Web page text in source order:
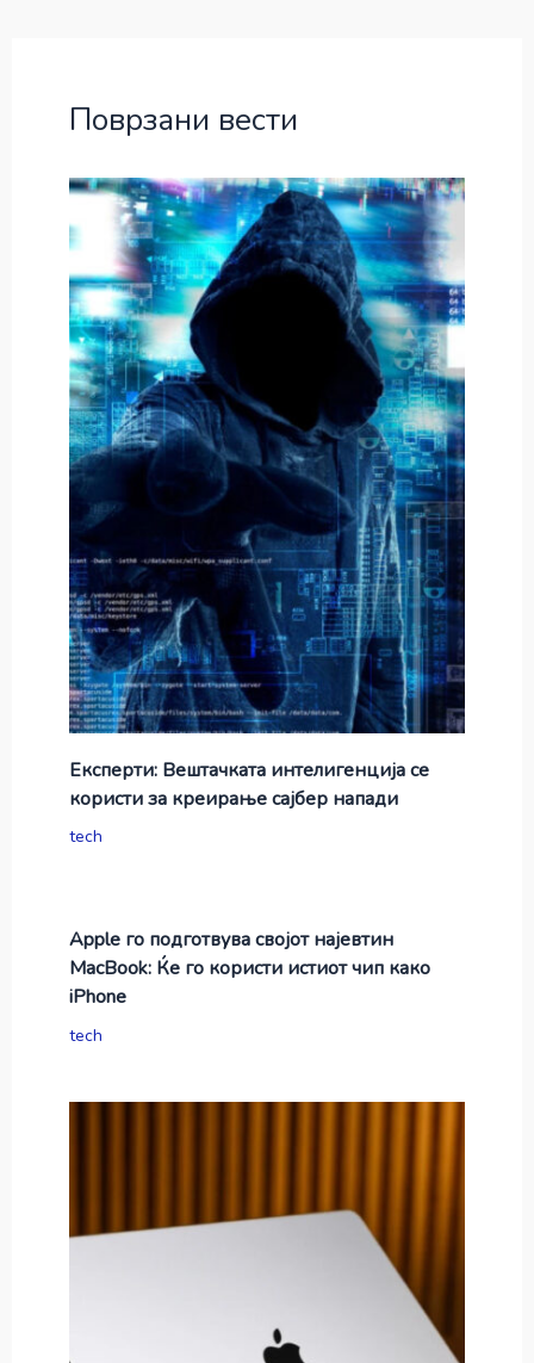
Поврзани вести
Експерти: Вештачката интелигенција се
користи за креирање сајбер напади
tech
Apple го подготвува својот најевтин
MacBook: Ќе го користи истиот чип како
iPhone
tech